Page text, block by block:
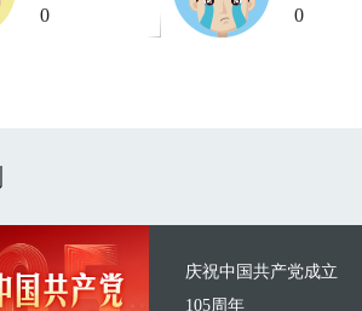
0 0
庆祝中国共产党成立
105周年